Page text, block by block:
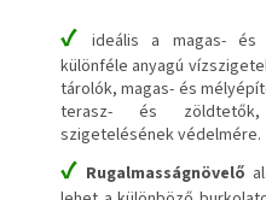
✔ ideális a magas- és
különféle anyagú
tárolók, magas- és
terasz- és
szigetelésének védelmére.
✔ Rugalmasságnövelő